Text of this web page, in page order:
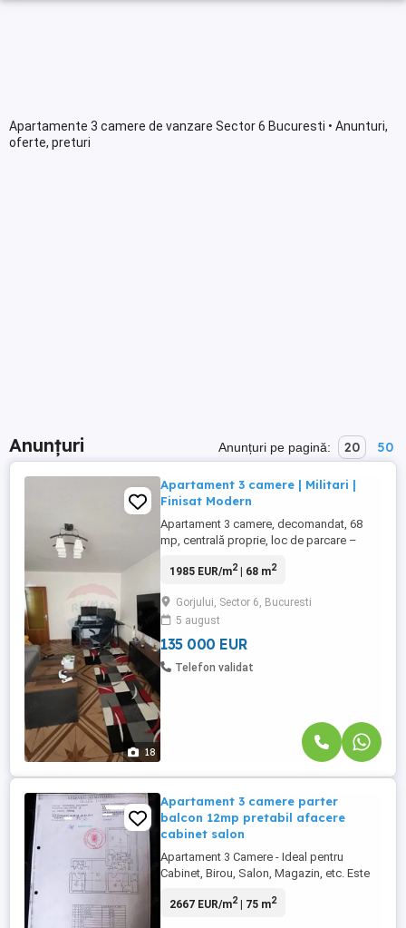
Apartamente 3 camere de vanzare Sector 6 Bucuresti • Anunturi,
oferte, preturi
Anunțuri Anunțuri pe pagină: 20 50
18
Apartament 3 camere | Militari |
Finisat Modern
Apartament 3 camere, decomandat, 68
mp, centrală proprie, loc de parcare –
propune spre vânzare un apartament de 3
liniștită și apreciată din cartierul Militari, pe
Aleea Moinești. Amplasat la parterul unui
imobil cu regim de ...
1985 EUR/m2| 68 m2
Gorjului, Sector 6, Bucuresti
5 august
135 000 EUR
Telefon validat
Apartament 3 camere parter
balcon 12mp pretabil afacere
cabinet salon
Apartament 3 Camere - Ideal pentru
Cabinet, Birou, Salon, Magazin, etc. Este
Apartamentul dispune de un balcon de
2667 EUR/m2| 75 m2